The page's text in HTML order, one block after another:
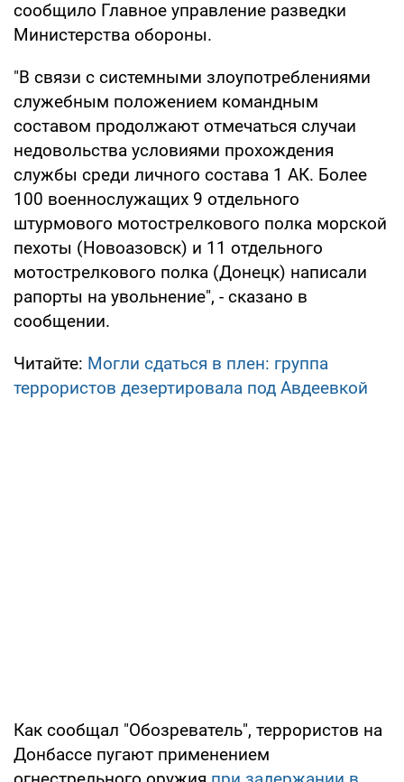
сообщило Главное управление разведки
Министерства обороны.
"В связи с системными злоупотреблениями
служебным положением командным
составом продолжают отмечаться случаи
недовольства условиями прохождения
службы среди личного состава 1 АК. Более
100 военнослужащих 9 отдельного
штурмового мотострелкового полка морской
пехоты (Новоазовск) и 11 отдельного
мотострелкового полка (Донецк) написали
рапорты на увольнение", - сказано в
сообщении.
Читайте: Могли сдаться в плен: группа
террористов дезертировала под Авдеевкой
Как сообщал "Обозреватель", террористов на
Донбассе пугают применением